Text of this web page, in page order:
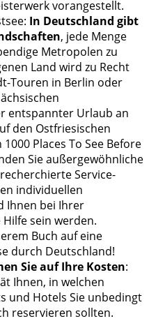
vorangestellt.
In Deutschland gibt
, jede Menge
Metropolen zu
Land wird zu Recht
Touren in Berlin oder
entspannter Urlaub an
den Ostfriesischen
Places To See Before
Sie außergewöhnliche
Service-
individuellen
Ihnen bei Ihrer
sein werden.
Buch auf eine
durch Deutschland!
Sie auf Ihre Kosten:
Ihnen, in welchen
und Hotels Sie unbedingt
reservieren sollten.